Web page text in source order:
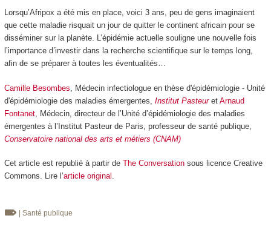
Lorsqu’Afripox a été mis en place, voici 3 ans, peu de gens imaginaient
que cette maladie risquait un jour de quitter le continent africain pour se
disséminer sur la planète. L’épidémie actuelle souligne une nouvelle fois
l’importance d’investir dans la recherche scientifique sur le temps long,
afin de se préparer à toutes les éventualités…
Camille Besombes , Médecin infectiologue en thèse d'épidémiologie - Unité
d'épidémiologie des maladies émergentes, Institut Pasteuret Arnaud
Fontanet, Médecin, directeur de l’Unité d’épidémiologie des maladies
émergentes à l’Institut Pasteur de Paris, professeur de santé publique,
Conservatoire national des arts et métiers (CNAM)
Cet article est republié à partir de The Conversationsous licence Creative
Commons. Lire l’article original .
| Santé publique